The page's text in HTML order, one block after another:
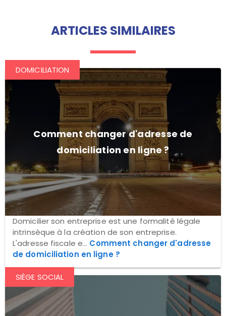
ARTICLES SIMILAIRES
Comment changer d'adresse de
domiciliation en ligne ?
DOMICILIATION
Domicilier son entreprise est une formalité légale
intrinsèque à la création de son entreprise.
L'adresse fiscale e... Comment changer d'adresse
de domiciliation en ligne ?
SIÈGE SOCIAL